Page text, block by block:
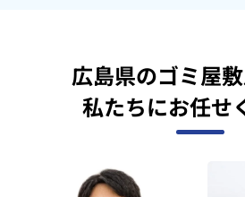
広島県のゴミ屋
私たちにお任せ